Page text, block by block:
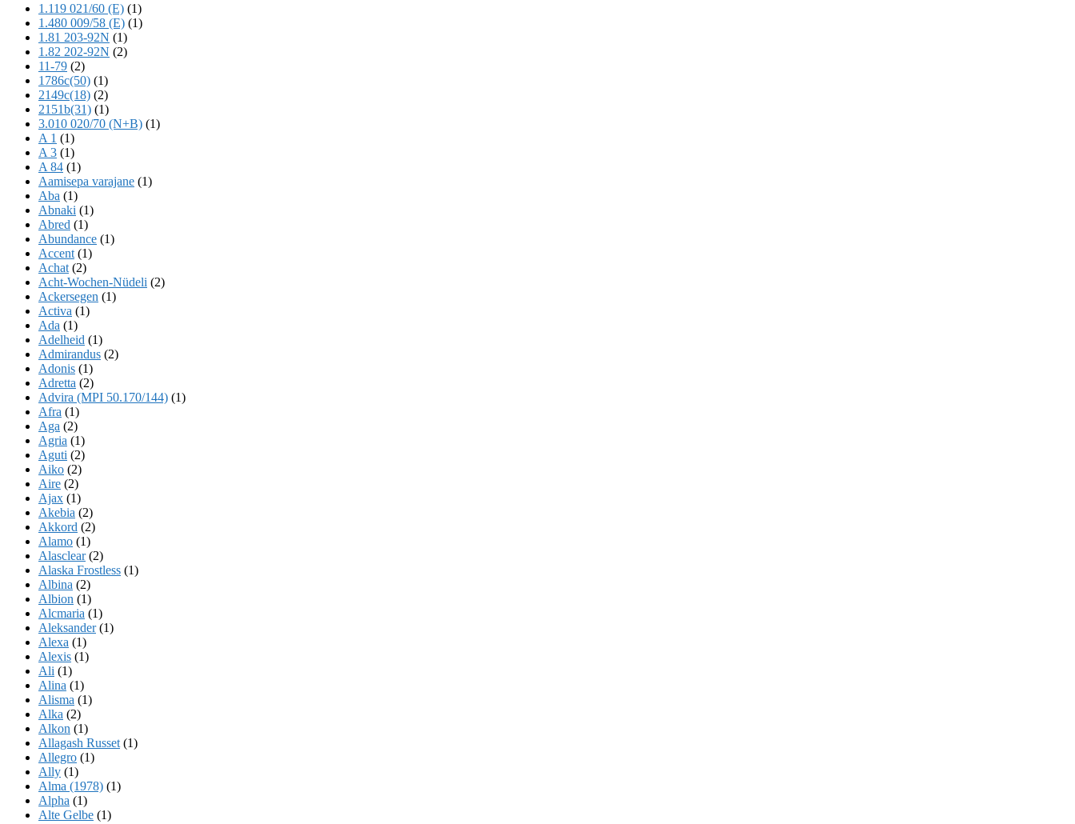
1.119 021/60 (E) (1)
1.480 009/58 (E) (1)
1.81 203-92N (1)
1.82 202-92N (2)
11-79 (2)
1786c(50) (1)
2149c(18) (2)
2151b(31) (1)
3.010 020/70 (N+B) (1)
A 1 (1)
A 3 (1)
A 84 (1)
Aamisepa varajane (1)
Aba (1)
Abnaki (1)
Abred (1)
Abundance (1)
Accent (1)
Achat (2)
Acht-Wochen-Nüdeli (2)
Ackersegen (1)
Activa (1)
Ada (1)
Adelheid (1)
Admirandus (2)
Adonis (1)
Adretta (2)
Advira (MPI 50.170/144) (1)
Afra (1)
Aga (2)
Agria (1)
Aguti (2)
Aiko (2)
Aire (2)
Ajax (1)
Akebia (2)
Akkord (2)
Alamo (1)
Alasclear(2)
Alaska Frostless (1)
Albina (2)
Albion (1)
Alcmaria (1)
Aleksander(1)
Alexa (1)
Alexis (1)
Ali (1)
Alina (1)
Alisma (1)
Alka (2)
Alkon (1)
Allagash Russet (1)
Allegro (1)
Ally (1)
Alma (1978) (1)
Alpha (1)
Alte Gelbe (1)